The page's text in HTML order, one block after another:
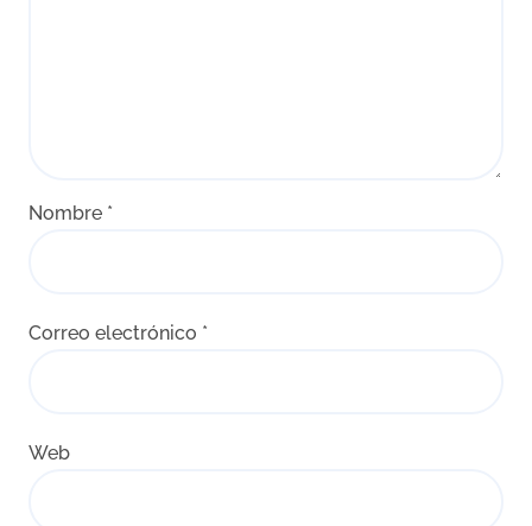
Nombre *
Correo electrónico *
Web